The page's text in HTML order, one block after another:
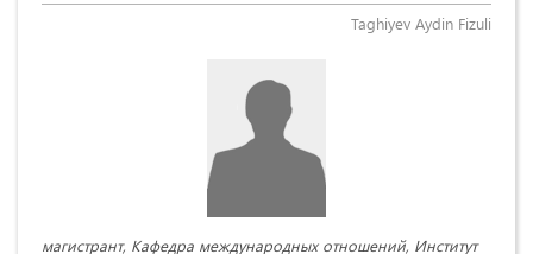
Taghiyev Aydin Fizuli
магистрант, Кафедра международных отношений, Институт